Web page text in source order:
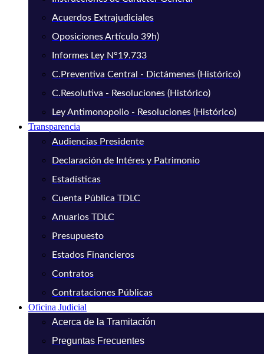
Acuerdos Extrajudiciales
Oposiciones Artículo 39h)
Informes Ley N°19.733
C.Preventiva Central - Dictámenes (Histórico)
C.Resolutiva - Resoluciones (Histórico)
Ley Antimonopolio - Resoluciones (Histórico)
Transparencia
Audiencias Presidente
Declaración de Intéres y Patrimonio
Estadísticas
Cuenta Pública TDLC
Anuarios TDLC
Presupuesto
Estados Financieros
Contratos
Contrataciones Públicas
Oficina Judicial
Acerca de la Tramitación
Preguntas Frecuentes